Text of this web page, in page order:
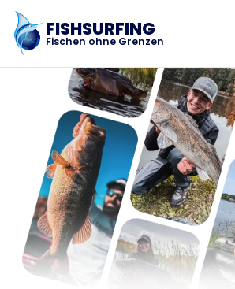
FISHSURFING
Fischen ohne Grenzen
Registrierung
Startseite
Blog
Über die App